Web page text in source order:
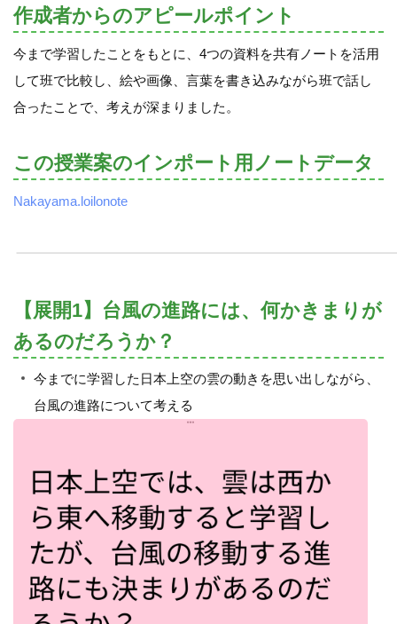
作成者からのアピールポイント
今まで学習したことをもとに、4つの資料を共有ノートを活用
して班で比較し、絵や画像、言葉を書き込みながら班で話し
合ったことで、考えが深まりました。
この授業案のインポート用ノートデータ
Nakayama.loilonote
【展開1】台風の進路には、何かきまりが
あるのだろうか？
今までに学習した日本上空の雲の動きを思い出しながら、
台風の進路について考える